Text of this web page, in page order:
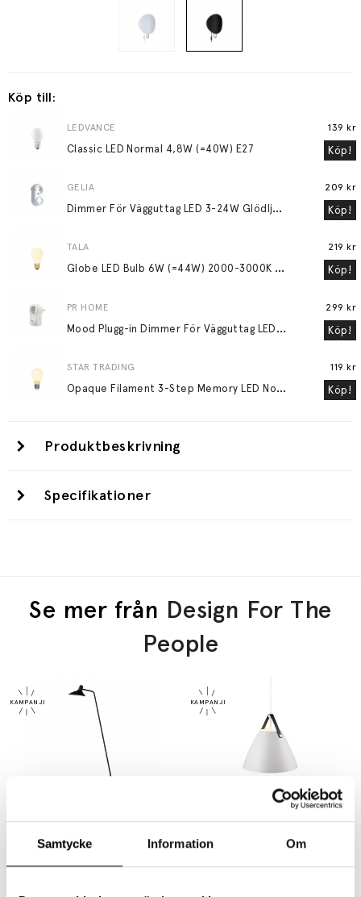
Samtycke Information Om
Köp till:
LEDVANCE
Classic LED Normal 4,8W (=40W) E27
139 kr
Köp!
GELIA
D
immer För Vägguttag LED 3-24W Glödljus 30-200W
209 kr
Köp!
TALA
G
lobe LED Bulb 6W (=44W) 2000-3000K E27 Matte Porcelain
219 kr
Köp!
PR HOME
M
ood Plugg-in Dimmer För Vägguttag LED 3-24W Glödljus 30-200W Vit
299 kr
Köp!
STAR TRADING
O
paque Filament 3-Step Memory LED Normal 6,5W (=48W) E27
119 kr
Köp!
Produktbeskrivning
Specifikationer
Se mer från Design For The
People
DESIGN FOR THE PEOPLE
Darci Golvlampa Svart
2299 kr 1839 kr
DESIGN FOR THE PEOPLE
Strap 36 Pendel Vit
2599 kr 2079 kr